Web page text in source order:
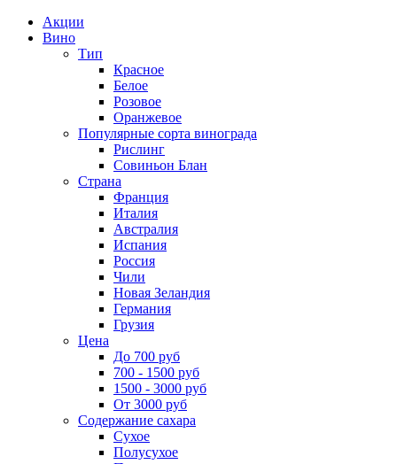
Акции
Вино
Тип
Красное
Белое
Розовое
Оранжевое
Популярные сорта винограда
Рислинг
Совиньон Блан
Страна
Франция
Италия
Австралия
Испания
Россия
Чили
Новая Зеландия
Германия
Грузия
Цена
До 700 руб
700 - 1500 руб
1500 - 3000 руб
От 3000 руб
Содержание сахара
Сухое
Полусухое